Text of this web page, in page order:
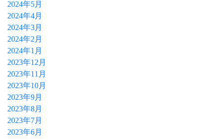
2024年5月
2024年4月
2024年3月
2024年2月
2024年1月
2023年12月
2023年11月
2023年10月
2023年9月
2023年8月
2023年7月
2023年6月